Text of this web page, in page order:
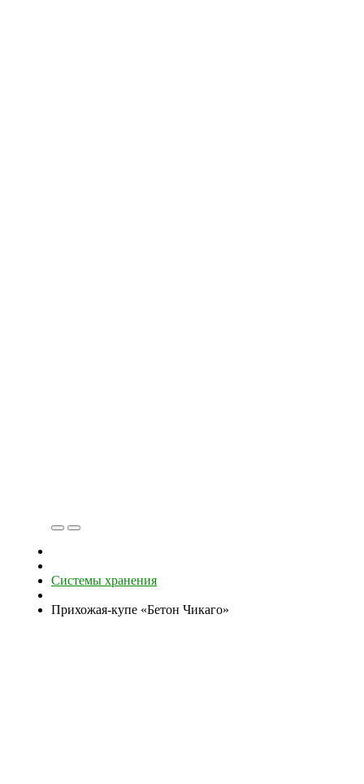
Системы хранения
Прихожая-купе «Бетон Чикаго»